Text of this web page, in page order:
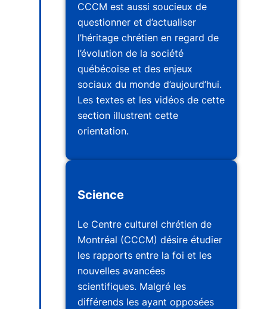
CCCM est aussi soucieux de
questionner et d’actualiser
l’héritage chrétien en regard de
l’évolution de la société
québécoise et des enjeux
sociaux du monde d’aujourd’hui.
Les textes et les vidéos de cette
section illustrent cette
orientation.
Science
Le Centre culturel chrétien de
Montréal (CCCM) désire étudier
les rapports entre la foi et les
nouvelles avancées
scientifiques. Malgré les
différends les ayant opposées